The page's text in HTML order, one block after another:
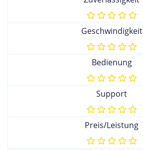
Geschwindigkeit
Bedienung
Support
Preis/Leistung